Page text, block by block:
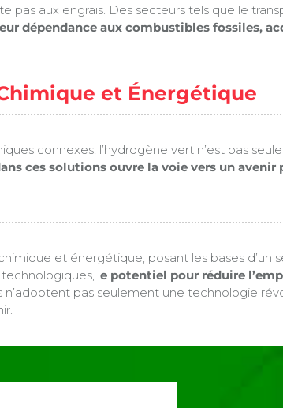
pas aux engrais. Des secteurs tels que le
dépendance aux combustibles fossiles,
et Énergétique
connexes, l’hydrogène vert n’est pas
ces solutions ouvre la voie vers un avenir
et énergétique, posant les bases
le potentiel pour réduire
n’adoptent pas seulement une technologie